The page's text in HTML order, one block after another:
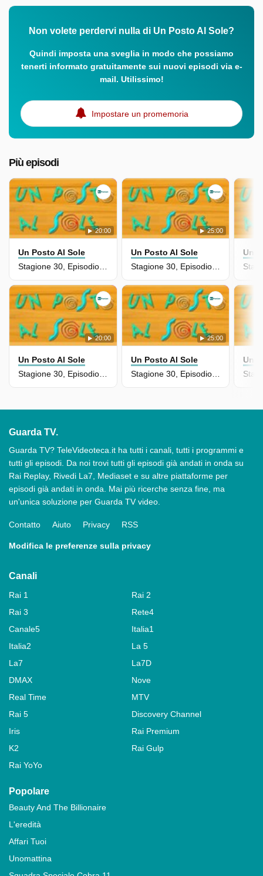
Non volete perdervi nulla di Un Posto Al Sole?
Quindi imposta una sveglia in modo che possiamo
tenerti informato gratuitamente sui nuovi episodi via e-
mail. Utilissimo!
Impostare un promemoria
Più episodi
20:00
Un Posto Al Sole
Stagione 30, Episodio 6906
25:00
Un Posto Al Sole
Stagione 30, Episodio 6905
20:00
Un Posto Al Sole
25:00
Un Posto Al Sole
Stagione 30, Episodio 6903
Un
Un
Guarda TV.
Guarda TV? TeleVideoteca.it ha tutti i canali, tutti i programmi e
tutti gli episodi. Da noi trovi tutti gli episodi già andati in onda su
Rai Replay, Rivedi La7, Mediaset e su altre piattaforme per
episodi già andati in onda. Mai più ricerche senza fine, ma
un'unica soluzione per Guarda TV video.
Contatto Aiuto Privacy RSS
Modifica le preferenze sulla privacy
Canali
Rai 1
Rai 2
Rai 3
Rete4
Canale5
Italia1
Italia2
La 5
La7
La7D
DMAX
Nove
Real Time
MTV
Rai 5
Discovery Channel
Iris
Rai Premium
K2
Rai Gulp
Rai YoYo
Popolare
Beauty And The Billionaire
L'eredità
Affari Tuoi
Unomattina